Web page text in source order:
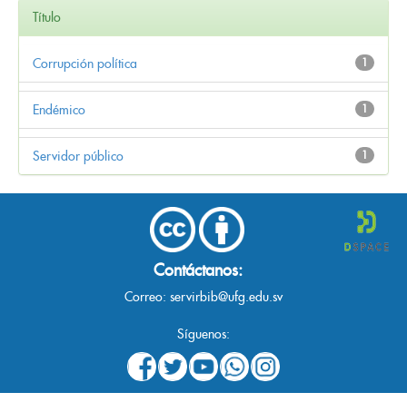
Título
1
Corrupción política
1
Endémico
1
Servidor público
Contáctanos:
Correo: servirbib@ufg.edu.sv
Síguenos: